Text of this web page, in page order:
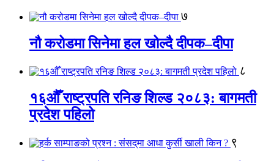
७
नौ करोडमा सिनेमा हल खोल्दै दीपक–दीपा
८
१६औँ राष्ट्रपति रनिङ शिल्ड २०८३: बागमती
प्रदेश पहिलो
९